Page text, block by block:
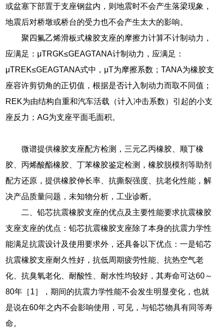
或盆塞下部置于支座钢盆内，则地震时不会产生落梁现象，
地震后对桥墩或桥台的受力也不会产生太大的影响。
聚四氟乙烯滑板式橡胶支座的摩擦力计算不计制动力，
应满足：μTRGK≤GEAGTANA计制动力，应满足：
μTREK≤GEAGTANA式中，μT为摩擦系数；TANA为橡胶支
座容许剪切角的正切值，根据是否计入制动力而取不同值；
REK为由结构自重和汽车活载（计入冲击系数）引起的小支
座反力；AG为支座平面毛面积。
微谱提供橡胶支座配方检测，三元乙丙橡胶、顺丁橡
胶、丙烯酸酯橡胶、丁苯橡胶鉴定检测，橡胶脱模剂等助剂
配方还原，提供橡胶伸长率、抗撕裂强度、抗老化性能，解
决产品质量问题，未知物分析，工业诊断。
二、铅芯抗震橡胶支座的优点及主要性能要求抗震橡胶
支座支座的优点：铅芯抗震橡胶支座除了本身的抗震力学性
能满足抗震设计及使用要求外，还具备以下优点：一是铅芯
抗震橡胶支座耐久性好，抗低周期疲劳性能、抗热空气老
化、抗臭氧老化、耐酸性、耐水性均较好，其寿命可达60～
80年［1］，期间的抗震力学性能不会发生明显变化，也就
是说在60年之内不会影响使用，可见，与铅芯物具有同等寿
命。